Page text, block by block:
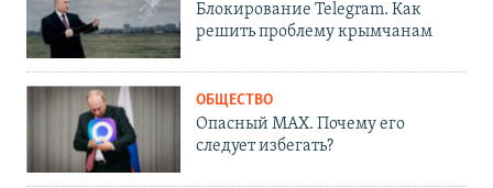
Блокирование Telegram. Как
решить проблему крымчанам
ОБЩЕСТВО
Опасный MAX. Почему его
следует избегать?